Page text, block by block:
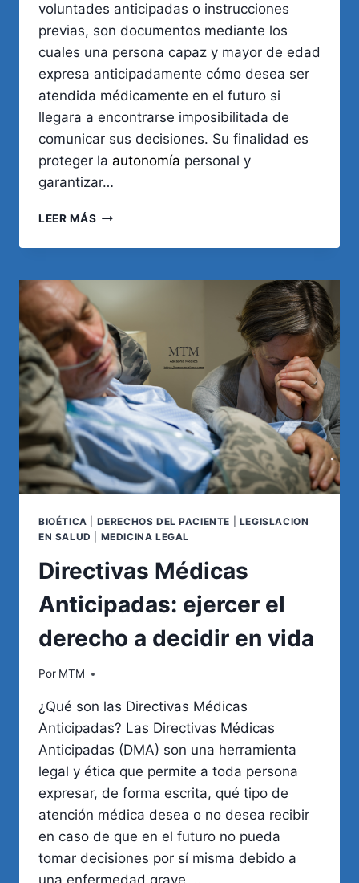
voluntades anticipadas o instrucciones
previas, son documentos mediante los
cuales una persona capaz y mayor de edad
expresa anticipadamente cómo desea ser
atendida médicamente en el futuro si
llegara a encontrarse imposibilitada de
comunicar sus decisiones. Su finalidad es
proteger la autonomía personal y
garantizar…
LEER MÁS DIRECTIVAS
ANTICIPADAS
CÓRDOBA:
REGISTRO
Y
VALIDEZ
LEGAL
BIOÉTICA DERECHOS DEL PACIENTE
LEGISLACION
EN SALUD
MEDICINA LEGAL
Directivas Médicas
Anticipadas: ejercer el
derecho a decidir en vida
Por MTM
¿Qué son las Directivas Médicas
Anticipadas? Las Directivas Médicas
Anticipadas (DMA) son una herramienta
legal y ética que permite a toda persona
expresar, de forma escrita, qué tipo de
atención médica desea o no desea recibir
en caso de que en el futuro no pueda
tomar decisiones por sí misma debido a